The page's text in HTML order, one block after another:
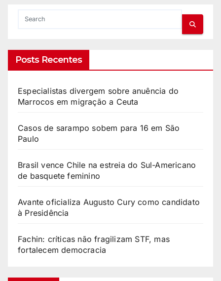
Posts Recentes
Especialistas divergem sobre anuência do
Marrocos em migração a Ceuta
Casos de sarampo sobem para 16 em São
Paulo
Brasil vence Chile na estreia do Sul-Americano
de basquete feminino
Avante oficializa Augusto Cury como candidato
à Presidência
Fachin: críticas não fragilizam STF, mas
fortalecem democracia